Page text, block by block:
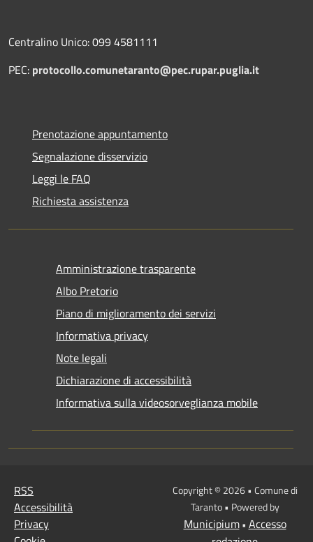
Centralino Unico: 099 4581111
PEC: protocollo.comunetaranto@pec.rupar.puglia.it
Prenotazione appuntamento
Segnalazione disservizio
Leggi le FAQ
Richiesta assistenza
Amministrazione trasparente
Albo Pretorio
Piano di miglioramento dei servizi
Informativa privacy
Note legali
Dichiarazione di accessibilità
Informativa sulla videosorveglianza mobile
RSS
Accessibilità
Privacy
Copyright © 2026 • Comune di
Taranto • Powered by
Municipium• Accesso